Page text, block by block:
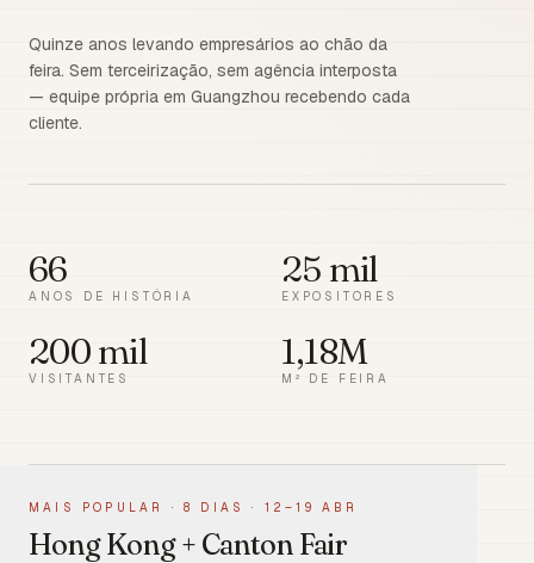
Quinze anos levando empresários ao chão da
feira. Sem terceirização, sem agência interposta
— equipe própria em Guangzhou recebendo cada
cliente.
66
ANOS DE HISTÓRIA
25 mil
EXPOSITORES
200 mil
VISITANTES
1,18M
M² DE FEIRA
MAIS POPULAR · 8 DIAS · 12–19 ABR
Hong Kong + Canton Fair